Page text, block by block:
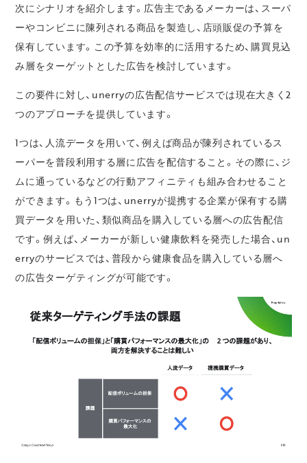
次にシナリオを紹介します。広告主であるメーカーは、スーパ
ーやコンビニに陳列される商品を製造し、店頭販促の予算を
保有しています。この予算を効率的に活用するため、購買見込
み層をターゲットとした広告を検討しています。
この要件に対し、unerryの広告配信サービスでは現在大きく2
つのアプローチを提供しています。
1つは、人流データを用いて、例えば商品が陳列されているス
ーパーを普段利用する層に広告を配信すること。その際に、ジ
ムに通っているなどの行動アフィニティも組み合わせること
ができます。もう1つは、unerryが提携する企業が保有する購
買データを用いた、類似商品を購入している層への広告配信
です。例えば、メーカーが新しい健康飲料を発売した場合、un
erryのサービスでは、普段から健康食品を購入している層へ
の広告ターゲティングが可能です。